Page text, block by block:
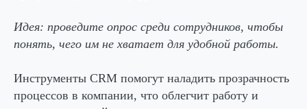
Идея: проведите опрос среди сотрудников, чтобы
понять, чего им не хватает для удобной работы.
Инструменты CRM помогут наладить прозрачность
процессов в компании, что облегчит работу и